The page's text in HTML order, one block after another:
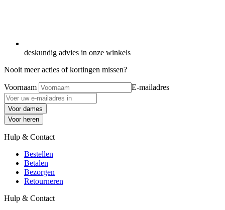
deskundig advies in onze winkels
Nooit meer acties of kortingen missen?
Voornaam E-mailadres
Voor dames
Voor heren
Hulp & Contact
Bestellen
Betalen
Bezorgen
Retourneren
Hulp & Contact